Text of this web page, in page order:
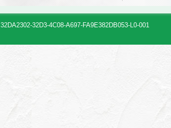
32DA2302-32D3-4C08-A697-FA9E382DB053-L0-001